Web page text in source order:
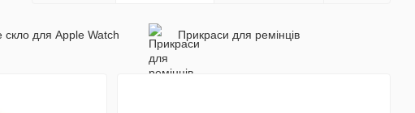
скло для Apple Watch Прикраси для ремінців